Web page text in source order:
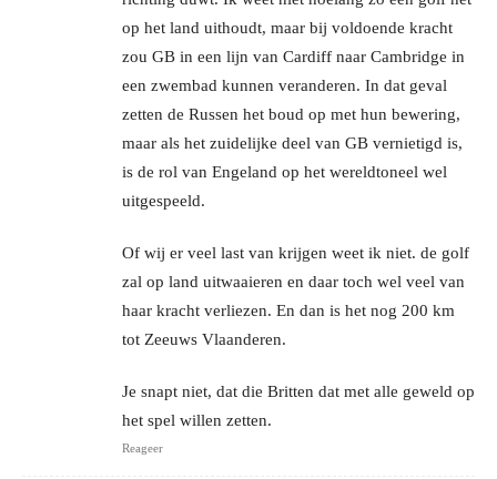
op het land uithoudt, maar bij voldoende kracht
zou GB in een lijn van Cardiff naar Cambridge in
een zwembad kunnen veranderen. In dat geval
zetten de Russen het boud op met hun bewering,
maar als het zuidelijke deel van GB vernietigd is,
is de rol van Engeland op het wereldtoneel wel
uitgespeeld.
Of wij er veel last van krijgen weet ik niet. de golf
zal op land uitwaaieren en daar toch wel veel van
haar kracht verliezen. En dan is het nog 200 km
tot Zeeuws Vlaanderen.
Je snapt niet, dat die Britten dat met alle geweld op
het spel willen zetten.
Reageer